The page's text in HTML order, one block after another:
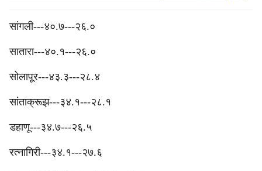
‎सांगली---४०.७---२६.०
सातारा---४०.१---२६.०
‎सोलापूर---४३.३---२८.४
‎सांताक्रूझ---३४.१---२८.१
डहाणू---३४.७---२६.५
रत्नागिरी---३४.१---२७.६